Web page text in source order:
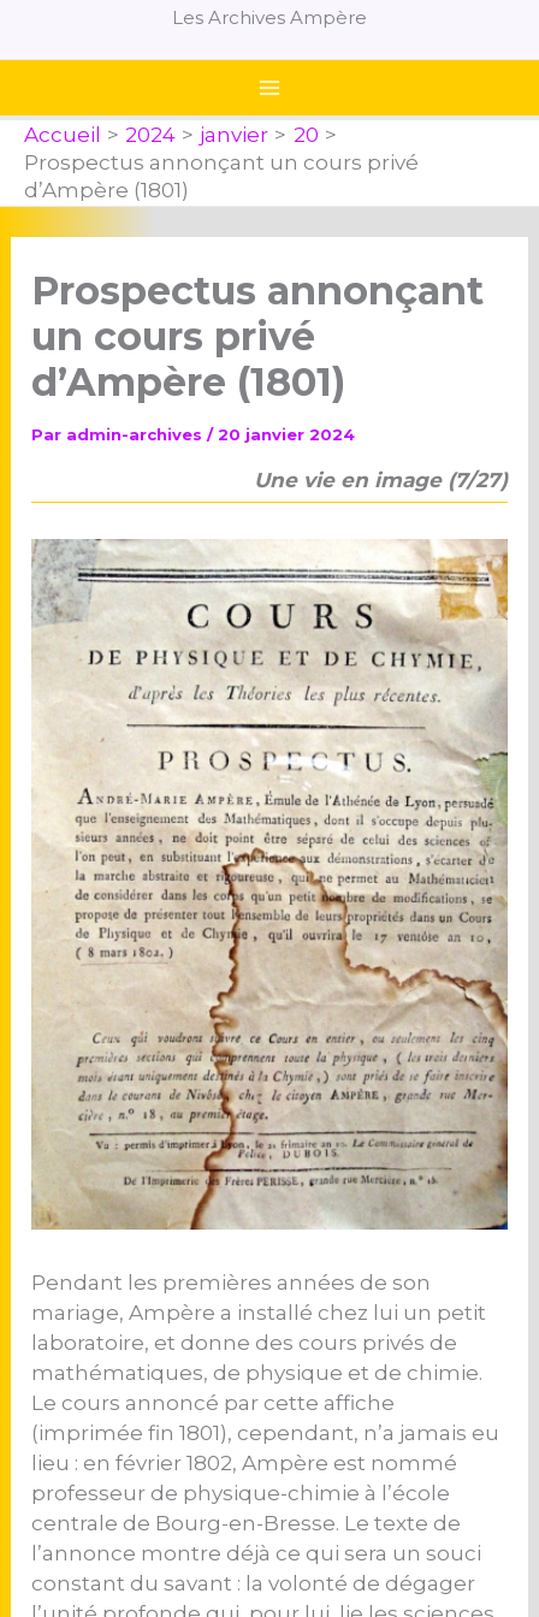
Les Archives Ampère
Accueil 2024 janvier
20
Prospectus annonçant un cours privé
d’Ampère (1801)
Prospectus annonçant
un cours privé
d’Ampère (1801)
Par admin-archives/20 janvier 2024
Une vie en image (7/27)
Pendant les premières années de son
mariage, Ampère a installé chez lui un petit
laboratoire, et donne des cours privés de
mathématiques, de physique et de chimie.
Le cours annoncé par cette affiche
(imprimée fin 1801), cependant, n’a jamais eu
lieu : en février 1802, Ampère est nommé
professeur de physique-chimie à l’école
centrale de Bourg-en-Bresse. Le texte de
l’annonce montre déjà ce qui sera un souci
constant du savant : la volonté de dégager